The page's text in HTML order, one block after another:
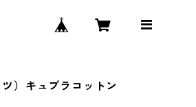
）キュプラコットン